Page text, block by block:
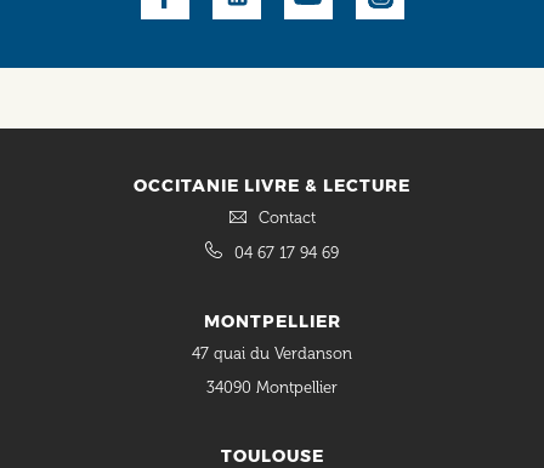
OCCITANIE LIVRE & LECTURE
Contact
04 67 17 94 69
MONTPELLIER
47 quai du Verdanson
34090 Montpellier
TOULOUSE